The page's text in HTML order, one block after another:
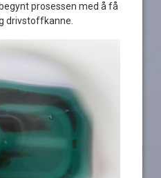
prosessen med å få
drivstoffkanne.